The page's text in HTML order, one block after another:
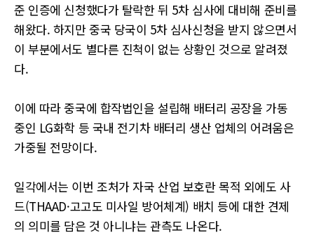
준 인증에 신청했다가 탈락한 뒤 5차 심사에 대비해 준비를
해왔다. 하지만 중국 당국이 5차 심사신청을 받지 않으면서
이 부분에서도 별다른 진척이 없는 상황인 것으로 알려졌
다.
이에 따라 중국에 합작법인을 설립해 배터리 공장을 가동
중인 LG화학 등 국내 전기차 배터리 생산 업체의 어려움은
가중될 전망이다.
일각에서는 이번 조처가 자국 산업 보호란 목적 외에도 사
드(THAAD·고고도 미사일 방어체계) 배치 등에 대한 견제
의 의미를 담은 것 아니냐는 관측도 나온다.